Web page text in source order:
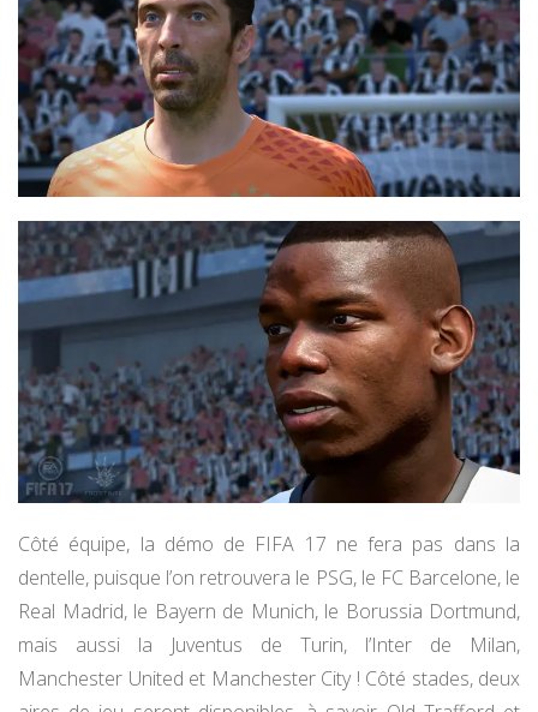
Côté équipe, la démo de FIFA 17 ne fera pas dans la
dentelle, puisque l’on retrouvera le PSG, le FC Barcelone, le
Real Madrid, le Bayern de Munich, le Borussia Dortmund,
mais aussi la Juventus de Turin, l’Inter de Milan,
Manchester United et Manchester City ! Côté stades, deux